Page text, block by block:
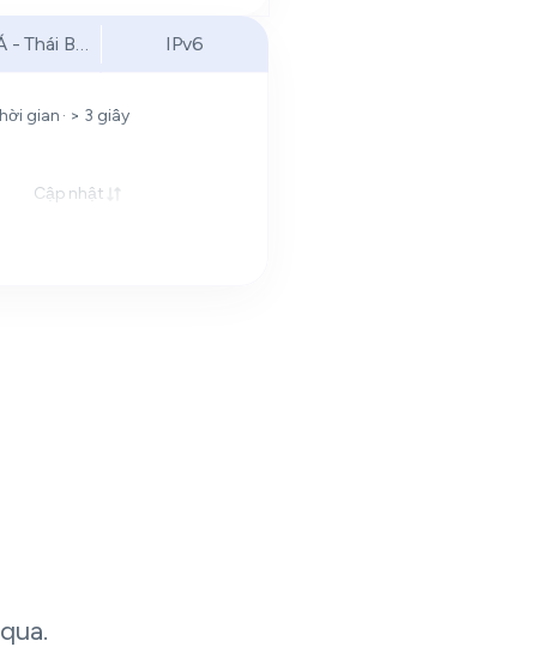
- Thái Bình Dương IPv6
gian · > 3 giây
Cập nhật